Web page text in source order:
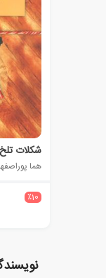
شکلات
هما
٪10